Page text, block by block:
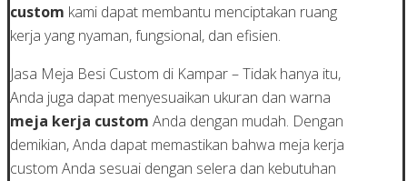
custom kami dapat membantu menciptakan ruang
kerja yang nyaman, fungsional, dan efisien.
Jasa Meja Besi Custom di Kampar – Tidak hanya itu,
Anda juga dapat menyesuaikan ukuran dan warna
meja kerja custom Anda dengan mudah. Dengan
demikian, Anda dapat memastikan bahwa meja kerja
custom Anda sesuai dengan selera dan kebutuhan